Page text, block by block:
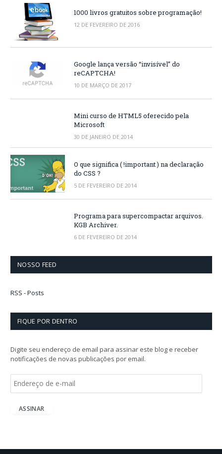
1000 livros gratuitos sobre programação!
12 DE FEVEREIRO DE 2016
Google lança versão “invisível” do
reCAPTCHA!
10 DE MARÇO DE 2017
Mini curso de HTML5 oferecido pela
Microsoft
30 DE JANEIRO DE 2014
O que significa ( !important ) na declaração
do CSS ?
5 DE FEVEREIRO DE 2014
Programa para supercompactar arquivos.
KGB Archiver.
6 DE FEVEREIRO DE 2014
NOSSO FEED
RSS - Posts
FIQUE POR DENTRO
Digite seu endereço de email para assinar este blog e receber
notificações de novas publicações por email.
ASSINAR